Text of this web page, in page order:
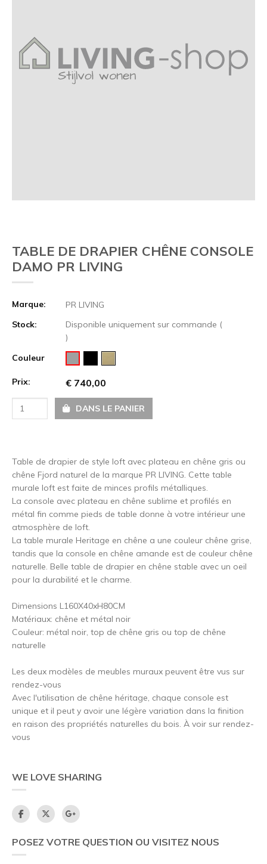
TABLE DE DRAPIER CHÊNE CONSOLE
DAMO PR LIVING
Marque:
PR LIVING
Stock:
Disponible uniquement sur commande (
)
Couleur
Prix: € 740,00
DANS LE PANIER
Table de drapier de style loft avec plateau en chêne gris ou
chêne Fjord naturel de la marque PR LIVING. Cette table
murale loft est faite de minces profils métalliques.
La console avec plateau en chêne sublime et profilés en
métal fin comme pieds de table donne à votre intérieur une
atmosphère de loft.
La table murale Heritage en chêne a une couleur chêne grise,
tandis que la console en chêne amande est de couleur chêne
naturelle. Belle table de drapier en chêne stable avec un oeil
pour la durabilité et le charme.
Dimensions L160X40xH80CM
Matériaux: chêne et métal noir
Couleur: métal noir, top de chêne gris ou top de chêne
naturelle
Les deux modèles de meubles muraux peuvent être vus sur
rendez-vous
Avec l'utilisation de chêne héritage, chaque console est
unique et il peut y avoir une légère variation dans la finition
en raison des propriétés naturelles du bois. À voir sur rendez-
vous
WE LOVE SHARING
POSEZ VOTRE QUESTION OU VISITEZ NOUS